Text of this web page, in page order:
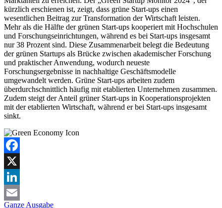
kürzlich erschienen ist, zeigt, dass grüne Start-ups einen
wesentlichen Beitrag zur Transformation der Wirtschaft leisten.
Mehr als die Hälfte der grünen Start-ups kooperiert mit Hochschulen
und Forschungseinrichtungen, während es bei Start-ups insgesamt
nur 38 Prozent sind. Diese Zusammenarbeit belegt die Bedeutung
der grünen Startups als Brücke zwischen akademischer Forschung
und praktischer Anwendung, wodurch neueste
Forschungsergebnisse in nachhaltige Geschäftsmodelle
umgewandelt werden. Grüne Start-ups arbeiten zudem
überdurchschnittlich häufig mit etablierten Unternehmen zusammen.
Zudem steigt der Anteil grüner Start-ups in Kooperationsprojekten
mit der etablierten Wirtschaft, während er bei Start-ups insgesamt
sinkt.
Facebook
X
LinkedIn
Ganze Ausgabe